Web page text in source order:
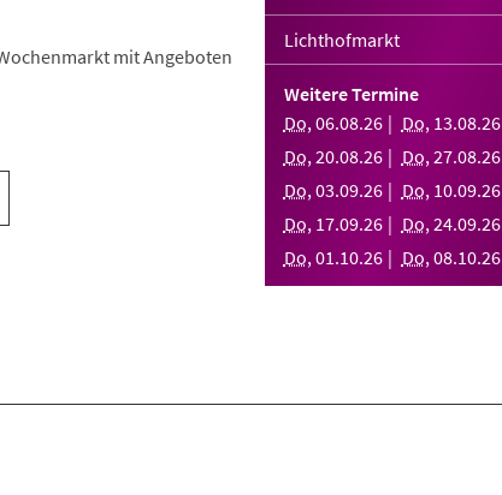
Lichthofmarkt
Weitere Termine
Do,06.08.26 Do, 13.08.26
Do,20.08.26 Do,27.08.26
Do,03.09.26 Do, 10.09.26
Do, 17.09.26 Do,24.09.26
Do,01.10.26 Do,08.10.26
mit Angeboten